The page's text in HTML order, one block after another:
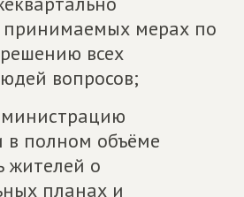
принимаемых мерах по
всех
вопросов;
в полном объёме
жителей о
планах и